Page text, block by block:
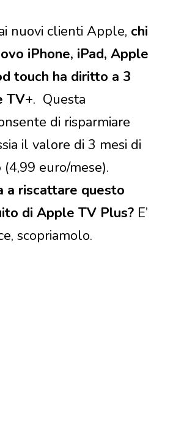
nuovi clienti Apple, chi
iPhone, iPad, Apple
touch ha diritto a 3
TV+. Questa
di risparmiare
il valore di 3 mesi di
euro/mese).
a riscattare questo
di Apple TV Plus? E’
scopriamolo.